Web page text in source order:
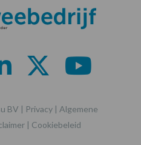
BV | Privacy | Algemene
| Cookiebeleid